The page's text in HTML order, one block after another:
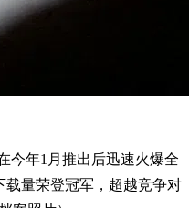
今年1月推出后迅速火爆全
量荣登冠军，超越竞争对